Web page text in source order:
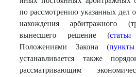
по рассмотрению указанных дел
нахождения арбитражного
вынесшего решение (
Положениями Закона (
устанавливается также
рассматривающим